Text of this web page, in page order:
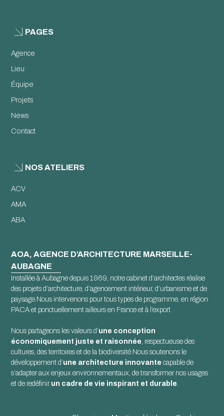
PAGES
Agence
Lieu
Équipe
Projets
News
Contact
NOS ATELIERS
ACV
AMA
ABA
AOA, AGENCE D’ARCHITECTURE MARSEILLE-
AUBAGNE
Installée à Aubagne depuis 1969, notre cabinet d’architectes réalise
des projets d’architecture, d’agencement intérieur, d’urbanisme et de
paysage.Nous intervenons pour tous types de programme, en région
PACA et ponctuellement ailleurs en France et à l’export.
Nous partageons les valeurs d’une conception
économiquement juste et raisonnée, respectueuse des
cultures, des territoires et de la biodiversité.Nous soutenons le
développement d’une architecture innovante capable de
s’adapter aux enjeux environnementaux, de transformer nos usages
et de redéfinir un cadre de vie inspirant et durable.